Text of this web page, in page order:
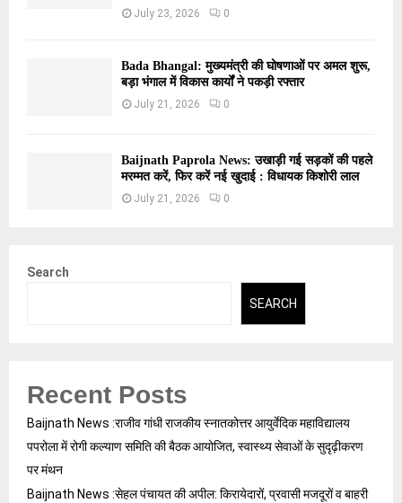
July 23, 2026 0
Bada Bhangal: मुख्यमंत्री की घोषणाओं पर अमल शुरू,
बड़ा भंगाल में विकास कार्यों ने पकड़ी रफ्तार
July 21, 2026 0
Baijnath Paprola News: उखाड़ी गई सड़कों की पहले
मरम्मत करें, फिर करें नई खुदाई : विधायक किशोरी लाल
July 21, 2026 0
Search
SEARCH
Recent Posts
Baijnath News :राजीव गांधी राजकीय स्नातकोत्तर आयुर्वेदिक महाविद्यालय
पपरोला में रोगी कल्याण समिति की बैठक आयोजित, स्वास्थ्य सेवाओं के सुदृढ़ीकरण
पर मंथन
Baijnath News :सेहल पंचायत की अपील: किरायेदारों, प्रवासी मजदूरों व बाहरी